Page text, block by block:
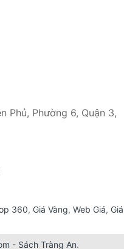
Phủ, Phường 6, Quận 3,
360, Giá Vàng, Web Giá, Giá
- Sách Tràng An.